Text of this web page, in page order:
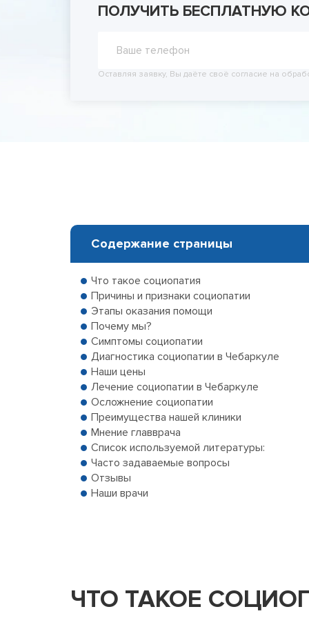
ПОЛУЧИТЬ БЕСПЛАТНУЮ
Оставляя заявку, Вы даёте своё согласие на
Содержание страницы
Что такое социопатия
Причины и признаки социопатии
Этапы оказания помощи
Почему мы?
Симптомы социопатии
Диагностика социопатии в Чебаркуле
Наши цены
Лечение социопатии в Чебаркуле
Осложнение социопатии
Преимущества нашей клиники
Мнение главврача
Список используемой литературы:
Часто задаваемые вопросы
Отзывы
Наши врачи
ЧТО ТАКОЕ